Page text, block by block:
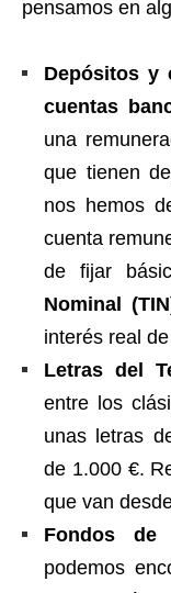
pensamos en
Depósitos y
cuentas
una
que tienen
nos hemos
cuenta
de fijar
Nominal
interés real
Letras del
entre los
unas letras
de 1.000 €.
que van
Fondos de
podemos